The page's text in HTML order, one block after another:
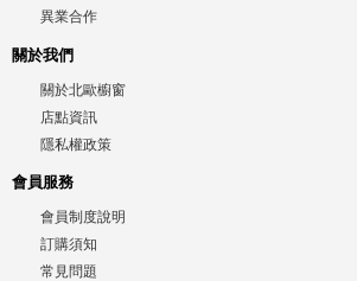
異業合作
關於我們
關於北歐櫥窗
店點資訊
隱私權政策
會員服務
會員制度說明
訂購須知
常見問題